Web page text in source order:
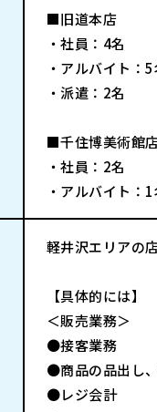
■旧道本店
・社員：4名
・アルバイト：5
・派遣：2名
■千住博美術館
・社員：2名
・アルバイト：1
軽井沢エリアの
【具体的には】
＜販売業務＞
●接客業務
●商品の品出し
●レジ会計